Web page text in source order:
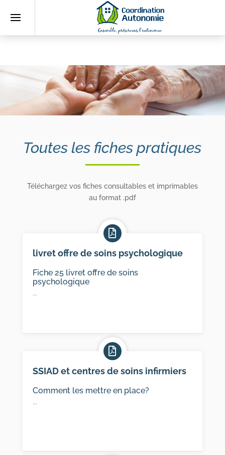
sommes-
?
L’équipeToutes les fiches pratiques
Téléchargez vos fiches consultables et imprimables
au format .pdf
livret offre de soins psychologique
Fiche 25 livret offre de soins
psychologique
...
SSIAD et centres de soins infirmiers
Comment les mettre en place?
...